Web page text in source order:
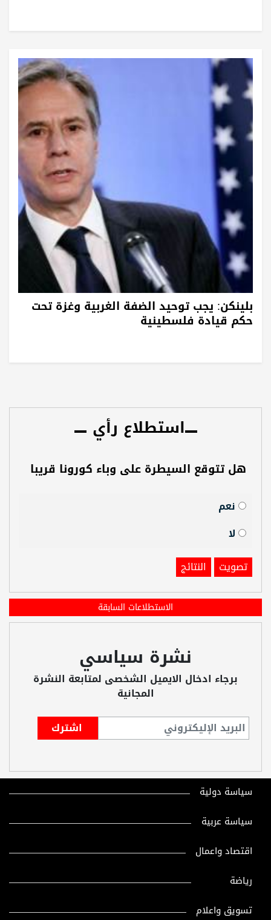
بلينكن: يجب توحيد الضفة الغربية وغزة تحت
حكم قيادة فلسطينية
استطلاع رأي
هل تتوقع السيطرة على وباء كورونا قريبا
نعم
لا
تصويت
النتائج
الاستطلاعات السابقة
نشرة سياسي
برجاء ادخال الايميل الشخصى لمتابعة النشرة
المجانية
سياسة دولية
سياسة عربية
اقتصاد واعمال
رياضة
تسويق واعلام